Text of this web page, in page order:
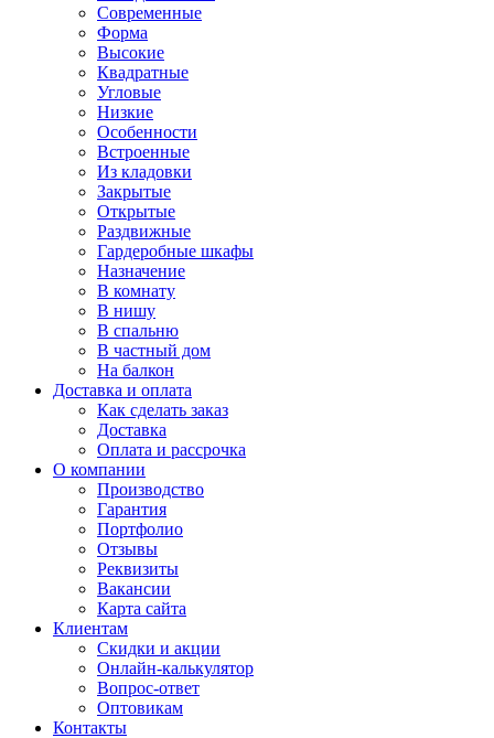
Современные
Форма
Высокие
Квадратные
Угловые
Низкие
Особенности
Встроенные
Из кладовки
Закрытые
Открытые
Раздвижные
Гардеробные шкафы
Назначение
В комнату
В нишу
В спальню
В частный дом
На балкон
Доставка и оплата
Как сделать заказ
Доставка
Оплата и рассрочка
О компании
Производство
Гарантия
Портфолио
Отзывы
Реквизиты
Вакансии
Карта сайта
Клиентам
Скидки и акции
Онлайн-калькулятор
Вопрос-ответ
Оптовикам
Контакты